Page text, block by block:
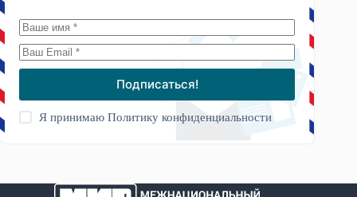
Подписаться!
Я принимаюПолитику конфиденциальности